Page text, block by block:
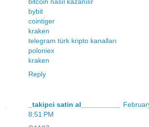
bybit
cointiger
kraken
telegram türk kripto kanalları
poloniex
kraken
Reply
_takipci satin al__________
8:51 PM